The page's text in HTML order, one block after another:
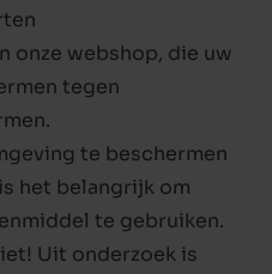
onze webshop, die uw
tegen
te beschermen
het belangrijk om
te gebruiken.
Uit onderzoek is